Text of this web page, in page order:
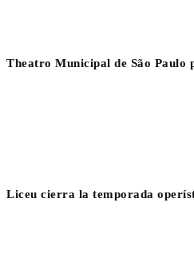
Theatro Municipal de São Paulo
Liceu cierra la temporada